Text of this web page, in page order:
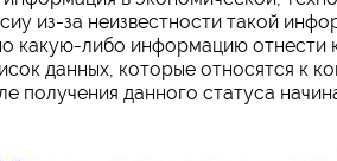
из-за неизвестности такой
какую-либо информацию отнести
данных, которые относятся к
получения данного статуса